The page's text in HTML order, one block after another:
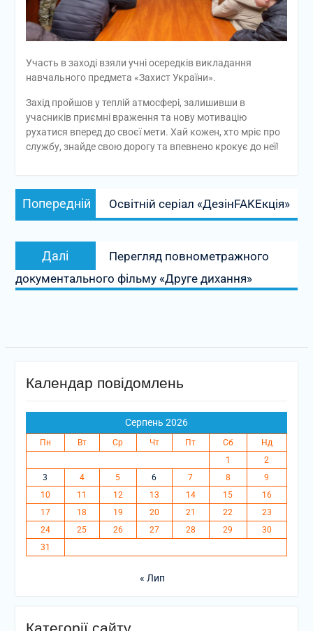
Участь в заході взяли учні осередків викладання
навчального предмета «Захист України».
Захід пройшов у теплій атмосфері, залишивши в
учасників приємні враження та нову мотивацію
рухатися вперед до своєї мети. Хай кожен, хто мріє про
службу, знайде свою дорогу та впевнено крокує до неї!
Навігація
записів
Попередній
Попередній
запис:
Освітній серіал «ДезінFAKEкція»
Далі
запис:
Перегляд повнометражного
документального фільму «Друге дихання»
Календар повідомлень
Серпень 2026
Пн Вт Ср Чт Пт Сб
Нд
1
2
3
4 5 6 7 8
9
10
11 12 13 14 15
16
17
18 19 20 21 22
23
24
25 26 27 28 29
30
31
« Лип